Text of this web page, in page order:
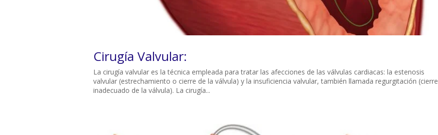
Cirugía Valvular:
La cirugía valvular es la técnica empleada para tratar las afecciones de las válvulas cardiacas: la estenosis
valvular (estrechamiento o cierre de la válvula) y la insuficiencia valvular, también llamada regurgitación (cierre
inadecuado de la válvula). La cirugía...